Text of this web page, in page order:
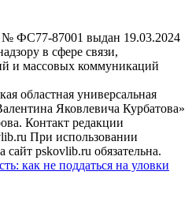
ФС77-87001 выдан 19.03.2024
в сфере связи,
и массовых коммуникаций
областная универсальная
Яковлевича Курбатова»
Контакт редакции
При использовании
сайт pskovlib.ru обязательна.
как не поддаться на уловки